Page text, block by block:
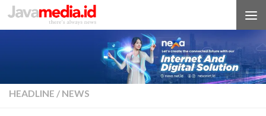
Skip to content
HEADLINE / NEWS